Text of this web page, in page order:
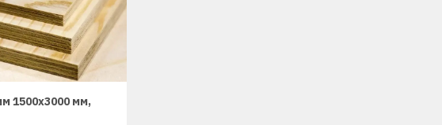
1500х3000 мм,